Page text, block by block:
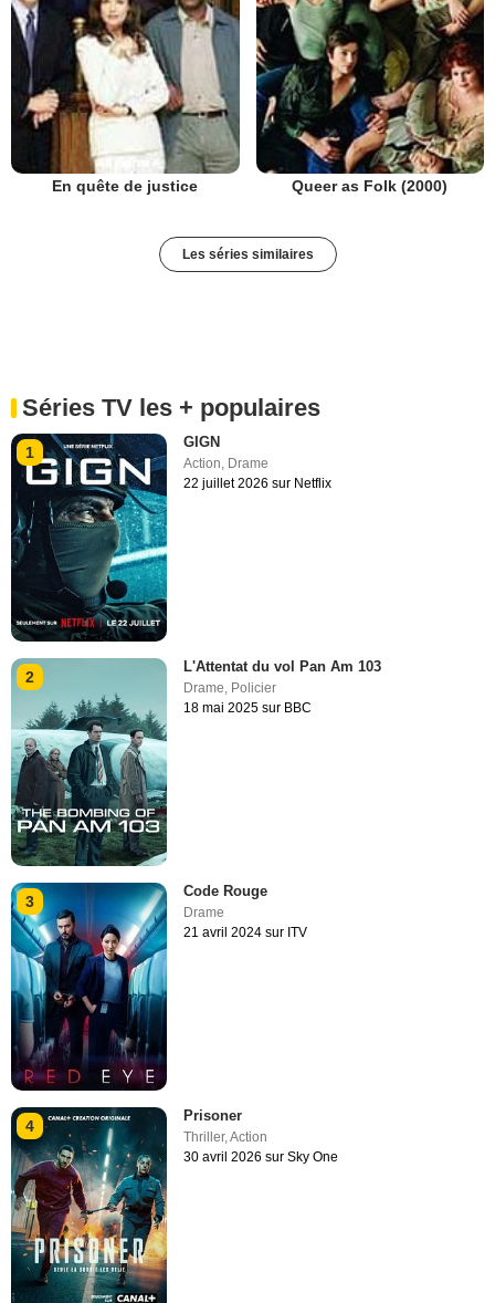
En quête de justice Queer as Folk (2000)
Les séries similaires
Séries TV les + populaires
1
GIGN
Action Drame
22 juillet 2026 sur Netflix
2
L'Attentat du vol Pan Am 103
Drame, Policier
18 mai 2025 sur BBC
3
Code Rouge
Drame
21 avril 2024 sur ITV
4
Prisoner
Thriller,Action
30 avril 2026 sur Sky One